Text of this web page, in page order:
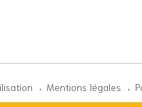
Mentions légales